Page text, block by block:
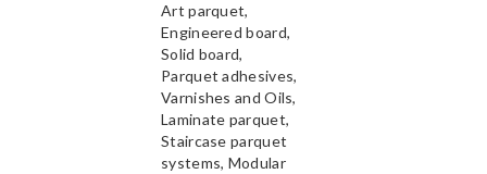
Art parquet,
Engineered board,
Solid board,
Parquet adhesives,
Varnishes and Oils,
Laminate parquet,
Staircase parquet
systems, Modular